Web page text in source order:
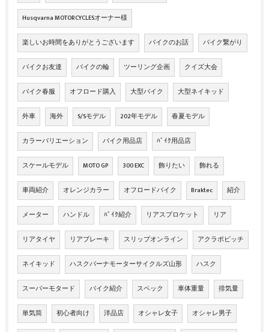
Husqvarna MOTORCYCLESオーナー様
楽しいお時間をありがとうございます バイクのお話 バイク繋がり
バイクお友達 バイクの輪 ツーリング企画 クイズ大会
バイク春服 オフロード購入 大型バイク 大型ネイキッド
外車 海外 S/Sモデル 202年モデル 春夏モデル
カラーバリエーション バイク用品店 ﾊﾞｲｸ用品店
スケールモデル MOTO GP 300 EXC 飾りたい 飾れる
車両紹介 オレンジカラー オフロードバイク Braktec 紹介
メーター ハンドル ﾊﾞｲｸ紹介 リアスプロケット リア
リアタイヤ リアブレーキ スリップオンライン アクラポビッチ
ネイキッド ハスクバーナモーターサイクルズ山形 ハスク
スーパーモタード バイク紹介 スペック 車体重量 排気量
単気筒 初心者向け 洋品店 オシャレ女子 オシャレ男子